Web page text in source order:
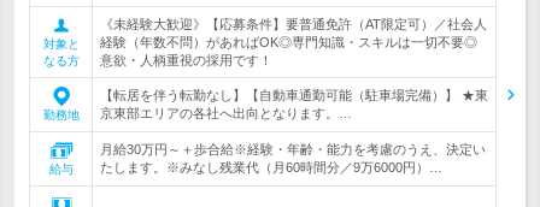
対象と
なる方
《未経験大歓迎》【応募条件】要普通免許（AT限定可）／社会人
経験（年数不問）があればOK◎専門知識・スキルは一切不要◎
意欲・人柄重視の採用です！
勤務地
【転居を伴う転勤なし】【自動車通勤可能（駐車場完備）】 ★東
京東部エリアの各社へ出向となります。…
給与
月給30万円～＋歩合給※経験・年齢・能力を考慮のうえ、決定い
たします。※みなし残業代（月60時間分／9万6000円）…